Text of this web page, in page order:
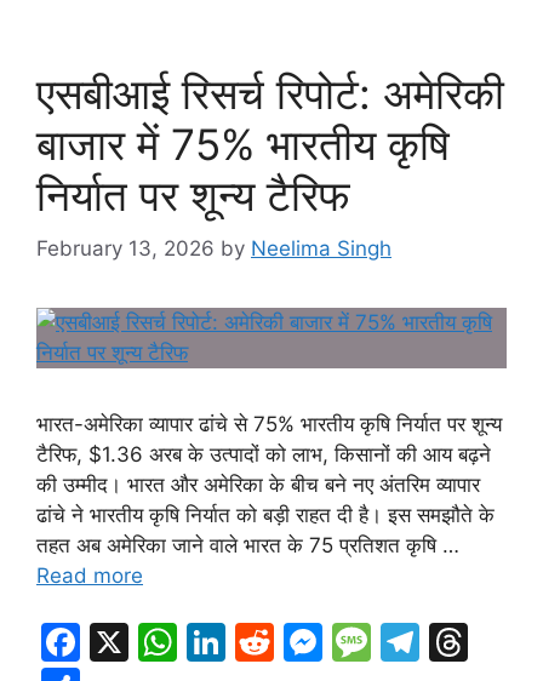
एसबीआई रिसर्च रिपोर्ट: अमेरिकी
बाजार में 75% भारतीय कृषि
निर्यात पर शून्य टैरिफ
February 13, 2026 by Neelima Singh
भारत-अमेरिका व्यापार ढांचे से 75% भारतीय कृषि निर्यात पर शून्य
टैरिफ, $1.36 अरब के उत्पादों को लाभ, किसानों की आय बढ़ने
की उम्मीद। भारत और अमेरिका के बीच बने नए अंतरिम व्यापार
ढांचे ने भारतीय कृषि निर्यात को बड़ी राहत दी है। इस समझौते के
तहत अब अमेरिका जाने वाले भारत के 75 प्रतिशत कृषि …
Read more
F
X
W Li R
M M T